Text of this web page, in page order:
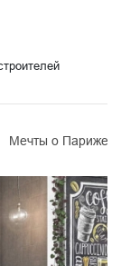
Мечты о Париже